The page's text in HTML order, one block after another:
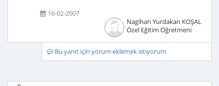
16-02-2007
Nagihan Yurdakan KOŞAL
Özel Eğitim Öğretmeni
Bu yanıt için yorum eklemek istiyorum